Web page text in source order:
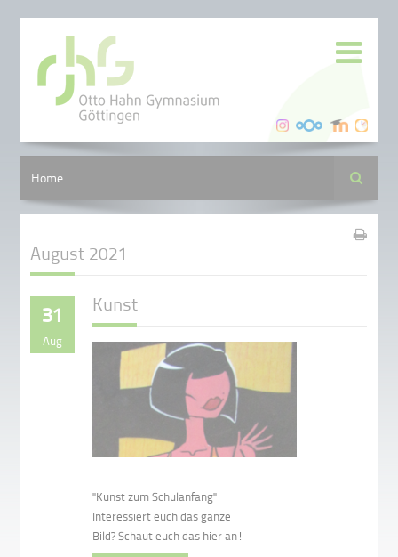
Home Suche
August 2021
31
Aug
Kunst
"Kunst zum Schulanfang"
Interessiert euch das ganze
Bild? Schaut euch das hier an!